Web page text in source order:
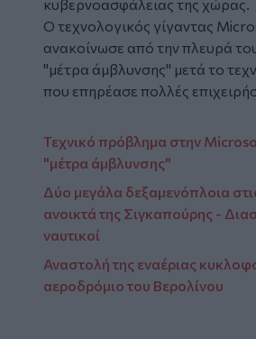
κυβερνοασφάλειας της χώρας.
Ο τεχνολογικός γίγαντας
ανακοίνωσε από την πλευρά του
"μέτρα άμβλυνσης" μετά το
που επηρέασε πολλές
Τεχνικό πρόβλημα στην
"μέτρα άμβλυνσης"
Δύο μεγάλα δεξαμενόπλοια
ανοικτά της Σιγκαπούρης -
ναυτικοί
Αναστολή της εναέριας
αεροδρόμιο του Βερολίνου